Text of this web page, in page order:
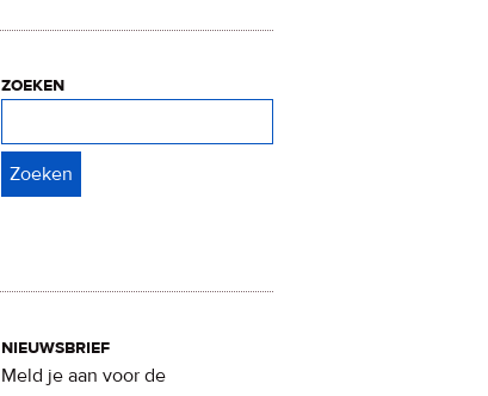
zoeken
nieuwsbrief
Meld je aan voor de